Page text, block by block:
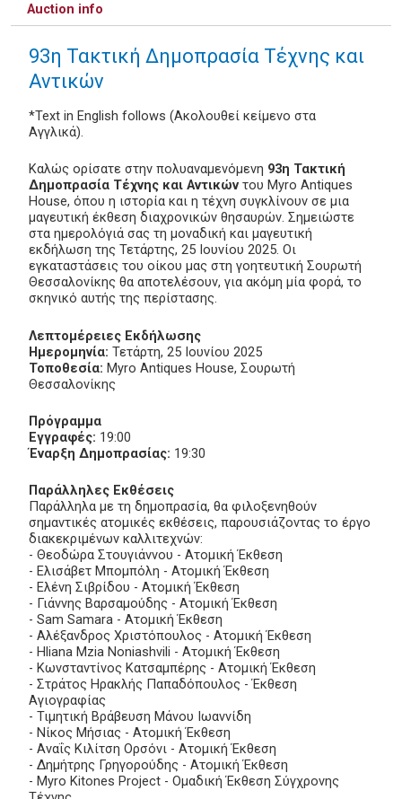
Auction info
93η Τακτική Δημοπρασία Τέχνης και
Αντικών
*Text in English follows (Ακολουθεί κείμενο στα
Αγγλικά).
Καλώς ορίσατε στην πολυαναμενόμενη 93η Τακτική
Δημοπρασία Τέχνης και Αντικών του Myro Antiques
House, όπου η ιστορία και η τέχνη συγκλίνουν σε μια
μαγευτική έκθεση διαχρονικών θησαυρών. Σημειώστε
στα ημερολόγιά σας τη μοναδική και μαγευτική
εκδήλωση της Τετάρτης, 25 Ιουνίου 2025. Οι
εγκαταστάσεις του οίκου μας στη γοητευτική Σουρωτή
Θεσσαλονίκης θα αποτελέσουν, για ακόμη μία φορά, το
σκηνικό αυτής της περίστασης.
Λεπτομέρειες Εκδήλωσης
Ημερομηνία: Τετάρτη, 25 Ιουνίου 2025
Τοποθεσία: Myro Antiques House, Σουρωτή
Θεσσαλονίκης
Πρόγραμμα
Εγγραφές: 19:00
Έναρξη Δημοπρασίας: 19:30
Παράλληλες Εκθέσεις
Παράλληλα με τη δημοπρασία, θα φιλοξενηθούν
σημαντικές ατομικές εκθέσεις, παρουσιάζοντας το έργο
διακεκριμένων καλλιτεχνών:
- Θεοδώρα Στουγιάννου - Ατομική Έκθεση
- Ελισάβετ Μπομπόλη - Ατομική Έκθεση
- Ελένη Σιβρίδου - Ατομική Έκθεση
- Γιάννης Βαρσαμούδης - Ατομική Έκθεση
- Sam Samara - Ατομική Έκθεση
- Αλέξανδρος Χριστόπουλος - Ατομική Έκθεση
- Hliana Mzia Noniashvili - Ατομική Έκθεση
- Κωνσταντίνος Κατσαμπέρης - Ατομική Έκθεση
- Στράτος Ηρακλής Παπαδόπουλος - Έκθεση
Αγιογραφίας
- Τιμητική Βράβευση Μάνου Ιωαννίδη
- Νίκος Μήσιας - Ατομική Έκθεση
- Αναΐς Κιλίτση Ορσόνι - Ατομική Έκθεση
- Δημήτρης Γρηγορούδης - Ατομική Έκθεση
- Myro Kitones Project - Ομαδική Έκθεση Σύγχρονης